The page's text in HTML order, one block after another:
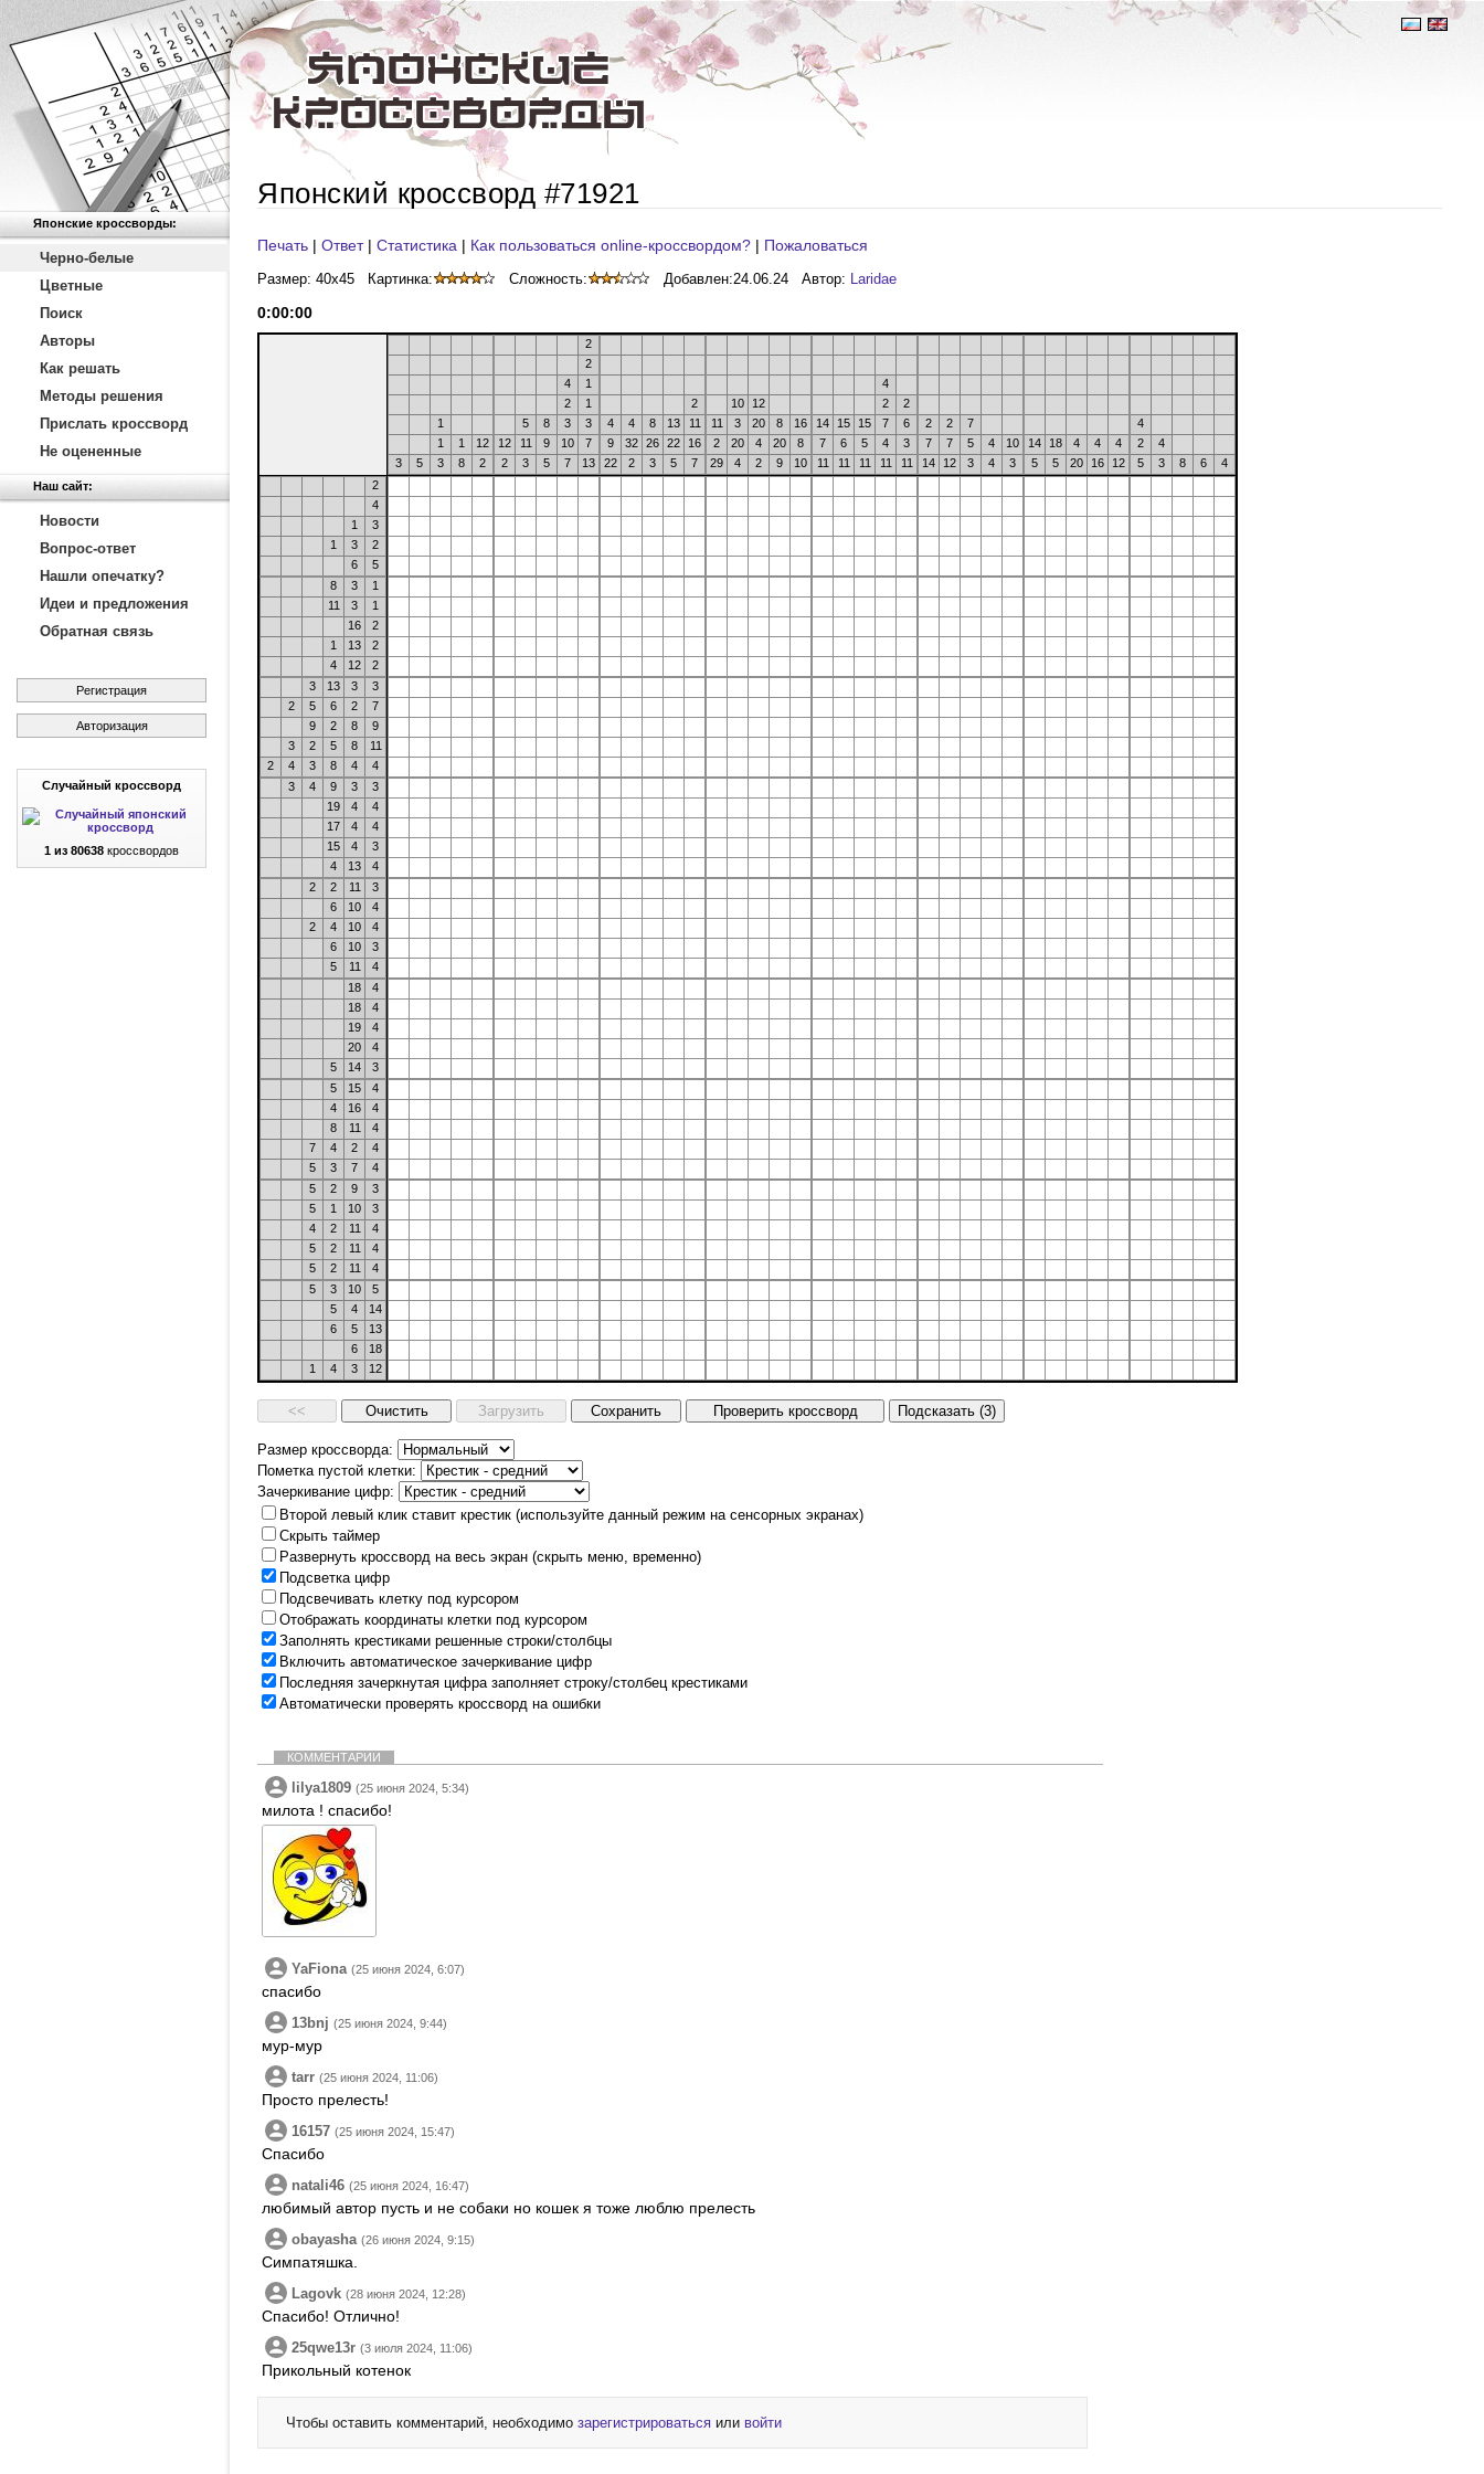
Японские кроссворды:
Черно-белые
Цветные
Поиск
Авторы
Как решать
Методы решения
Прислать кроссворд
Не оцененные
Наш сайт:
Новости
Вопрос-ответ
Нашли опечатку?
Идеи и предложения
Обратная связь
Регистрация
Авторизация
Случайный кроссворд
1 из 80638 кроссвордов
Японский кроссворд #71921
Печать | Ответ| Статистика | Как пользоваться online-кроссвордом? | Пожаловаться
Размер: 40x45 Картинка: Сложность: Добавлен:24.06.24 Автор: Laridae
0:00:00
2
2
4
1
4
2
1 2 10 12 2
2
1
5 8 3 3 4 4 8 13 11 11 3 20 8 16 14 15 15 7 6 2 2 7
4
1
1 12 12 11 9 10 7 9 32 26 22 16 2 20 4 20 8 7 6 5 4 3 7 7 5 4 10 14 18 4 4 4 2
4
3
5 3 8 2 2 3 5 7 13 22 2 3 5 7 29 4 2 9 10 11 11 11 11 11 14 12 3 4 3 5 5 20 16 12 5 3 8 6
4
2
4
1
3
1
3
2
6
5
8
3
1
11
3
1
16
2
1
13
2
4
12
2
3
13 3
3
2
5 6 2
7
9
2 8
9
3
2 5 8
11
2
4 3 8 4
4
3
4 9 3
3
19
4
4
17
4
4
15
4
3
4
13
4
2
2 11
3
6
10
4
2
4 10
4
6
10
3
5
11
4
18
4
18
4
19
4
20
4
5
14
3
5
15
4
4
16
4
8
11
4
7
4 2
4
5
3 7
4
5
2 9
3
5
1 10
3
4
2 11
4
5
2 11
4
5
2 11
4
5
3 10
5
5
4
14
6
5
13
6
18
1
4 3 12
Размер кроссворда:
Пометка пустой клетки:
Зачеркивание цифр:
Второй левый клик ставит крестик (используйте данный режим на сенсорных экранах)
Скрыть таймер
Развернуть кроссворд на весь экран (скрыть меню, временно)
Подсветка цифр
Подсвечивать клетку под курсором
Отображать координаты клетки под курсором
Заполнять крестиками решенные строки/столбцы
Включить автоматическое зачеркивание цифр
Последняя зачеркнутая цифра заполняет строку/столбец крестиками
Автоматически проверять кроссворд на ошибки
КОММЕНТАРИИ
lilya1809 (25 июня 2024, 5:34)
милота ! спасибо!
YaFiona (25 июня 2024, 6:07)
спасибо
13bnj (25 июня 2024, 9:44)
мур-мур
tarr (25 июня 2024, 11:06)
Просто прелесть!
16157 (25 июня 2024, 15:47)
Спасибо
natali46 (25 июня 2024, 16:47)
любимый автор пусть и не собаки но кошек я тоже люблю прелесть
obayasha (26 июня 2024, 9:15)
Симпатяшка.
Lagovk (28 июня 2024, 12:28)
Спасибо! Отлично!
25qwe13r (3 июля 2024, 11:06)
Прикольный котенок
Чтобы оставить комментарий, необходимо зарегистрироваться или войти